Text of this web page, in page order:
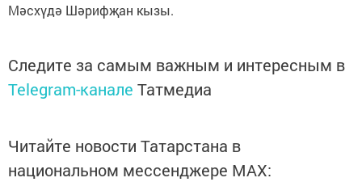
Мәсхүдә Шәрифҗан кызы.
Следите за самым важным и интересным в
Telegram-канале Татмедиа
Читайте новости Татарстана в
национальном мессенджере MАХ: